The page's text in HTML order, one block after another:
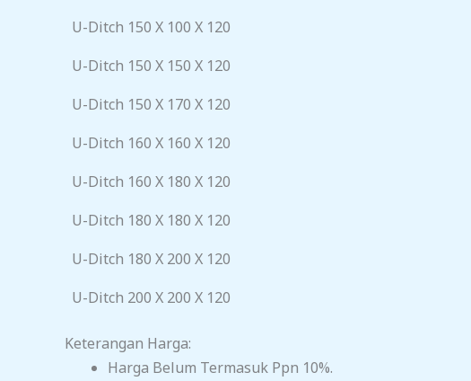
U-Ditch 150 X 100 X 120
U-Ditch 150 X 150 X 120
U-Ditch 150 X 170 X 120
U-Ditch 160 X 160 X 120
U-Ditch 160 X 180 X 120
U-Ditch 180 X 180 X 120
U-Ditch 180 X 200 X 120
U-Ditch 200 X 200 X 120
Keterangan Harga:
Harga Belum Termasuk Ppn 10%.